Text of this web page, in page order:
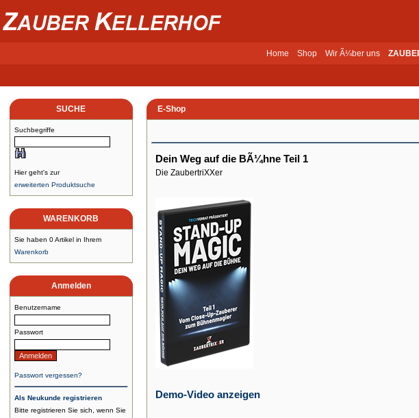
Home Shop Wir Ã¼ber uns
SUCHE
Suchbegriffe
Hier geht's zur
erweiterten Produktsuche
WARENKORB
Sie haben 0 Artikel in Ihrem
Warenkorb
Anmelden
Benutzername
Passwort
Passwort vergessen?
Als Neukunde registrieren
Bitte registrieren Sie sich, wenn Sie
E-Shop
Dein Weg auf die BÃ¼hne Teil 1
Die ZaubertriXXer
Demo-Video anzeigen